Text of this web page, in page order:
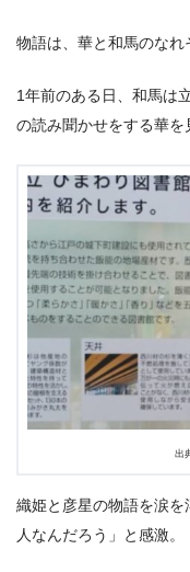
物語は、華と和馬のなれ
1年前のある日、和馬は
の読み聞かせをする華を
出
織姫と彦星の物語を涙
人なんだろう」と感激。